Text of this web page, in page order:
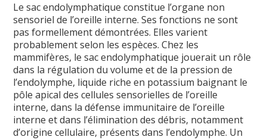
Le sac endolymphatique constitue l’organe non
sensoriel de l’oreille interne. Ses fonctions ne sont
pas formellement démontrées. Elles varient
probablement selon les espèces. Chez les
mammifères, le sac endolymphatique jouerait un rôle
dans la régulation du volume et de la pression de
l’endolymphe, liquide riche en potassium baignant le
pôle apical des cellules sensorielles de l’oreille
interne, dans la défense immunitaire de l’oreille
interne et dans l’élimination des débris, notamment
d’origine cellulaire, présents dans l’endolymphe. Un